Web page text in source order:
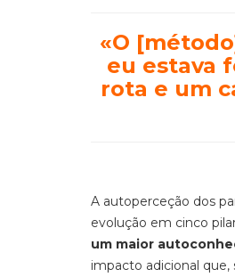
«O
eu estava
rota e um
A autoperceção dos
evolução em cinco
um maior
impacto adicional